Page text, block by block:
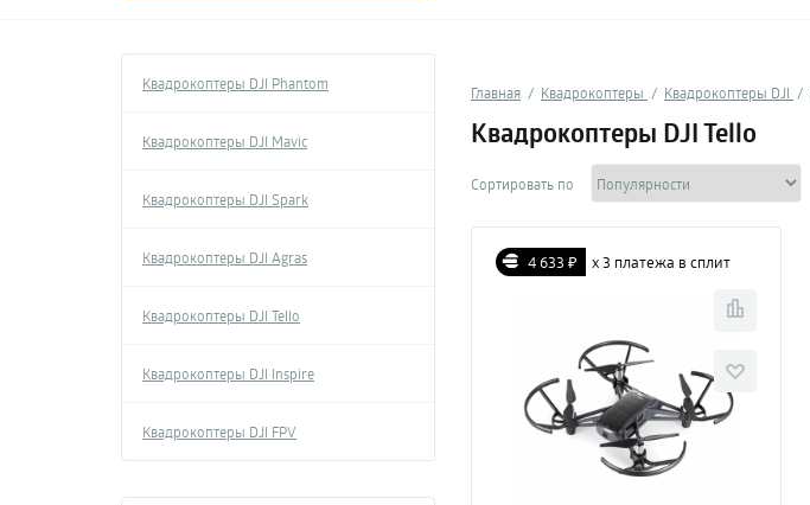
Квадрокоптеры DJI Phantom
Квадрокоптеры DJI Mavic
Квадрокоптеры DJI Spark
Квадрокоптеры DJI Agras
Квадрокоптеры DJI Tello
Квадрокоптеры DJI Inspire
Квадрокоптеры DJI FPV
Главная Квадрокоптеры Квадрокоптеры DJI
Квадрокоптеры DJI Tello
Сортировать по
4 633 ₽ х 3 платежа в сплит